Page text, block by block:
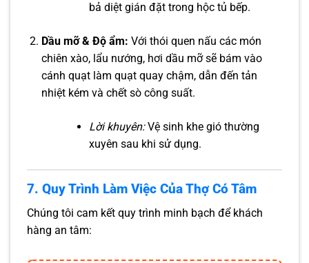
bả diệt gián đặt trong hộc tủ bếp.
Dầu mỡ & Độ ẩm: Với thói quen nấu các món
chiên xào, lẩu nướng, hơi dầu mỡ sẽ bám vào
cánh quạt làm quạt quay chậm, dẫn đến tản
nhiệt kém và chết sò công suất.
Lời khuyên:Vệ sinh khe gió thường
xuyên sau khi sử dụng.
7. Quy Trình Làm Việc Của Thợ Có Tâm
Chúng tôi cam kết quy trình minh bạch để khách
hàng an tâm: